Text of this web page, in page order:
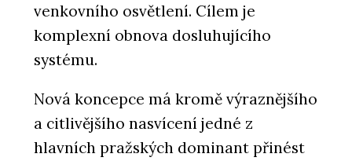
venkovního osvětlení. Cílem je
komplexní obnova dosluhujícího
systému.
Nová koncepce má kromě výraznějšího
a citlivějšího nasvícení jedné z
hlavních pražských dominant přinést